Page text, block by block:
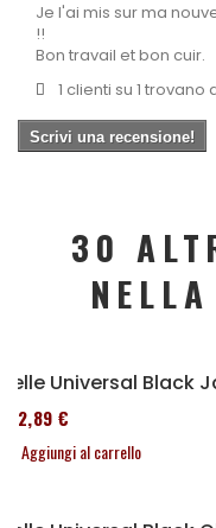
Je l'ai mis sur ma
!!
Bon travail et bon cuir.
1 clienti su 1
Scrivi una recensione!
30
Selle Universal Black
152,89 €
Aggiungi al carrello